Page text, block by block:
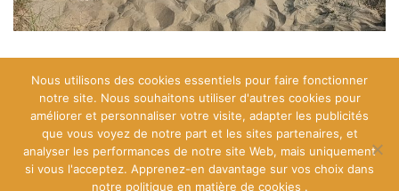
[instagram-feed]
Nous utilisons des cookies essentiels pour faire fonctionner
notre site. Nous souhaitons utiliser d'autres cookies pour
améliorer et personnaliser votre visite, adapter les publicités
que vous voyez de notre part et les sites partenaires, et
analyser les performances de notre site Web, mais uniquement
si vous l'acceptez. Apprenez-en davantage sur vos choix dans
notre politique en matière de cookies .